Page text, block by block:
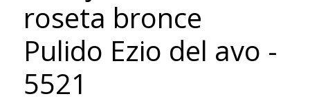
roseta bronce
Pulido Ezio del avo -
5521